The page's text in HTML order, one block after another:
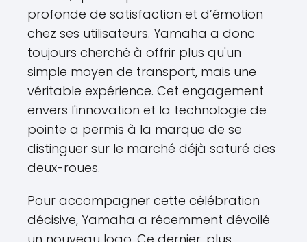
profonde de satisfaction et d’émotion
chez ses utilisateurs. Yamaha a donc
toujours cherché à offrir plus qu'un
simple moyen de transport, mais une
véritable expérience. Cet engagement
envers l'innovation et la technologie de
pointe a permis à la marque de se
distinguer sur le marché déjà saturé des
deux-roues.
Pour accompagner cette célébration
décisive, Yamaha a récemment dévoilé